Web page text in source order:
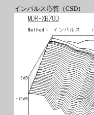
インパルス応答（CSD）